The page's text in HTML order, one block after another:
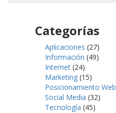
Categorías
Aplicaciones (27)
Información (49)
Internet (24)
Marketing (15)
Posicionamiento Web
Social Media (32)
Tecnología (45)